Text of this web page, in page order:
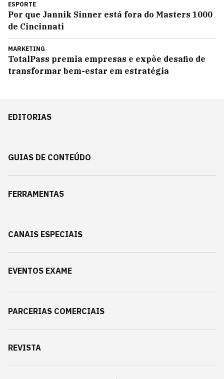
ESPORTE
Por que Jannik Sinner está fora do Masters 1000
de Cincinnati
MARKETING
TotalPass premia empresas e expõe desafio de
transformar bem-estar em estratégia
EDITORIAS
GUIAS DE CONTEÚDO
FERRAMENTAS
CANAIS ESPECIAIS
EVENTOS EXAME
PARCERIAS COMERCIAIS
REVISTA